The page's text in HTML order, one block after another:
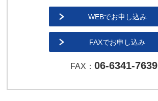
WEBでお申し込み
FAXでお申し込み
FAX：06-6341-7639